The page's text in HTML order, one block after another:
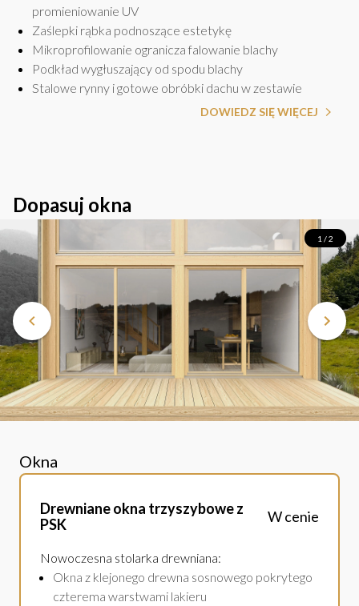
promieniowanie UV
Zaślepki rąbka podnoszące estetykę
Mikroprofilowanie ogranicza falowanie blachy
Podkład wygłuszający od spodu blachy
Stalowe rynny i gotowe obróbki dachu w zestawie
DOWIEDZ SIĘ WIĘCEJ
Dopasuj okna
1 / 2
Okna
Drewniane okna trzyszybowe z
PSK
W cenie
Nowoczesna stolarka drewniana:
Okna z klejonego drewna sosnowego pokrytego
czterema warstwami lakieru